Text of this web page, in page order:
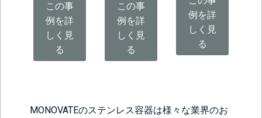
この事
例を詳
しく見
る
この事
例を詳
しく見
る
例を詳
しく見
る
MONOVATEのステンレス容器は様々な業界のお